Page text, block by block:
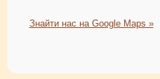
Знайти нас на Google Maps »